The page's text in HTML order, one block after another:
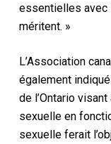
essentielles avec
méritent. »
L’Association
également
de l’Ontario
sexuelle en
sexuelle ferait